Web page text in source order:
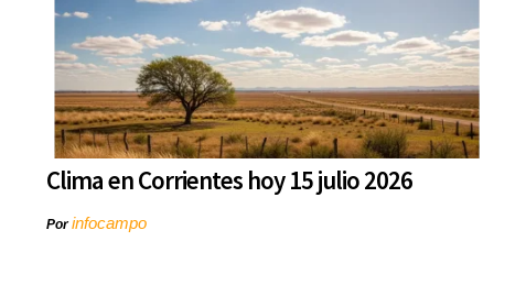
Clima en Corrientes hoy 15 julio 2026
Porinfocampo